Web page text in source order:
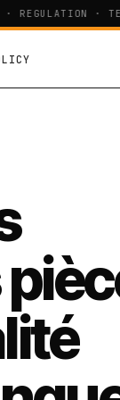
REGULATION ·